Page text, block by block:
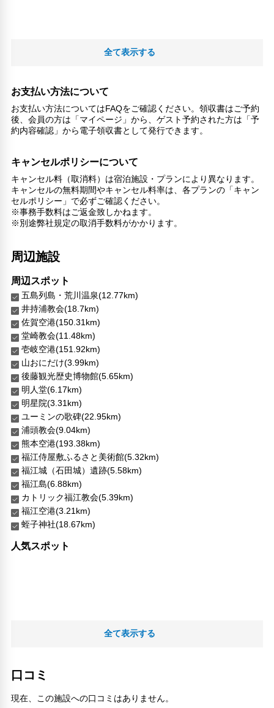
全て表示する
お支払い方法について
お支払い方法についてはFAQをご確認ください。領収書はご予約
後、会員の方は「マイページ」から、ゲスト予約された方は「予
約内容確認」から電子領収書として発行できます。
キャンセルポリシーについて
キャンセル料（取消料）は宿泊施設・プランにより異なります。
キャンセルの無料期間やキャンセル料率は、各プランの「キャン
セルポリシー」で必ずご確認ください。
※事務手数料はご返金致しかねます。
※別途弊社規定の取消手数料がかかります。
周辺施設
周辺スポット
五島列島・荒川温泉(12.77km)
井持浦教会(18.7km)
佐賀空港(150.31km)
堂崎教会(11.48km)
壱岐空港(151.92km)
山おにだけ(3.99km)
後藤観光歴史博物館(5.65km)
明人堂(6.17km)
明星院(3.31km)
ユーミンの歌碑(22.95km)
浦頭教会(9.04km)
熊本空港(193.38km)
福江侍屋敷ふるさと美術館(5.32km)
福江城（石田城）遺跡(5.58km)
福江島(6.88km)
カトリック福江教会(5.39km)
福江空港(3.21km)
蛭子神社(18.67km)
人気スポット
全て表示する
口コミ
現在、この施設への口コミはありません。